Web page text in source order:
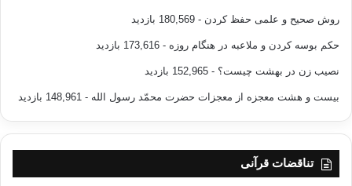
روش صحیح و علمی حفظ کردن - 180,569 بازدید
حکم بوسه کردن و ملاعبه در هنگام روزه - 173,616 بازدید
نصیب زن در بهشت چیست؟ - 152,965 بازدید
بیست و هشت معجزه از معجزات حضرت محمّد رسول الله - 148,961 بازدید
تناقضات قرآنی